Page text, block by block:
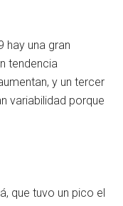
hay una gran
tendencia
y un tercer
variabilidad porque
que tuvo un pico el